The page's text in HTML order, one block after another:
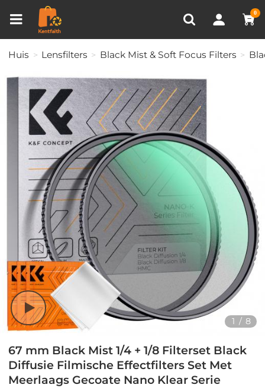
0
RECENT BEKEKEN
Huis Lensfilters Black Mist & Soft Focus Filters
1 / 8
67 mm Black Mist 1/4 + 1/8 Filterset Black
Diffusie Filmische Effectfilters Set Met
Meerlaags Gecoate Nano Klear Serie